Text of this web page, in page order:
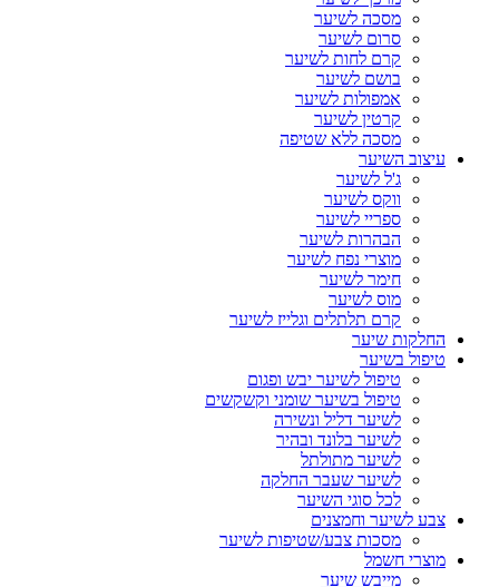
מסכה לשיער
סרום לשיער
קרם לחות לשיער
בושם לשיער
אמפולות לשיער
קרטין לשיער
מסכה ללא שטיפה
עיצוב השיער
ג'ל לשיער
ווקס לשיער
ספריי לשיער
הבהרות לשיער
מוצרי נפח לשיער
חימר לשיער
מוס לשיער
קרם תלתלים וגלייז לשיער
החלקות שיער
טיפול בשיער
טיפול לשיער יבש ופגום
טיפול בשיער שומני וקשקשים
לשיער דליל ונשירה
לשיער בלונד ובהיר
לשיער מתולתל
לשיער שעבר החלקה
לכל סוגי השיער
צבע לשיער וחמצנים
מסכות צבע/שטיפות לשיער
מוצרי חשמל
מייבש שיער